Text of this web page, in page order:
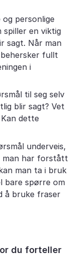
personlige
spiller en viktig
sagt. Når man
fullt
i
til seg selv
blir sagt? Vet
dette
underveis,
man har forstått
man ta i bruk
bare spørre om
å bruke fraser
du forteller